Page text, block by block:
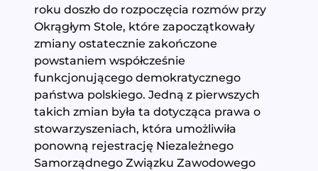
roku doszło do rozpoczęcia rozmów przy
Okrągłym Stole, które zapoczątkowały
zmiany ostatecznie zakończone
powstaniem współcześnie
funkcjonującego demokratycznego
państwa polskiego. Jedną z pierwszych
takich zmian była ta dotycząca prawa o
stowarzyszeniach, która umożliwiła
ponowną rejestrację Niezależnego
Samorządnego Związku Zawodowego